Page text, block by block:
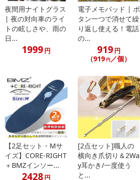
夜間用ナイトグラス
| 夜の対向車のライ
トの眩しさや、雨の
日...
1999円
電子メモパッド | ボ
タン一つで消せて繰
り返し使える！電話
の...
919円
（919 円／個）
【2足セット・Mサ
イズ】CORE-RIGHT
＋BMZインソー...
2428円
[2点セット]職人の
横向き爪切り＆2Wa
y耳かき/一度使う
と...